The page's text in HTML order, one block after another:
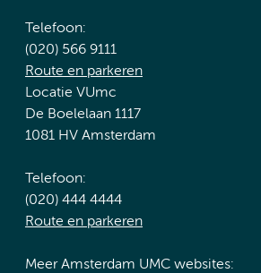
Telefoon:
(020) 566 9111
Route en parkeren
Locatie VUmc
De Boelelaan 1117
1081 HV Amsterdam
Telefoon:
(020) 444 4444
Route en parkeren
Meer Amsterdam UMC websites: